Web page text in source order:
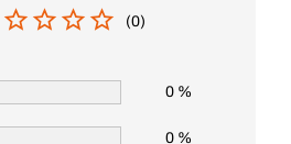
(0)
0 %
0 %